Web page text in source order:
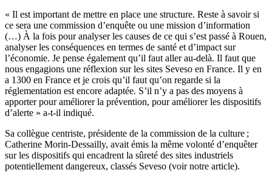
« Il est important de mettre en place une structure. Reste à savoir si
ce sera une commission d’enquête ou une mission d’information
(…) À la fois pour analyser les causes de ce qui s’est passé à Rouen,
analyser les conséquences en termes de santé et d’impact sur
l’économie. Je pense également qu’il faut aller au-delà. Il faut que
nous engagions une réflexion sur les sites Seveso en France. Il y en
a 1300 en France et je crois qu’il faut qu’on regarde si la
réglementation est encore adaptée. S’il n’y a pas des moyens à
apporter pour améliorer la prévention, pour améliorer les dispositifs
d’alerte » a-t-il indiqué.
Sa collègue centriste, présidente de la commission de la culture ;
Catherine Morin-Dessailly, avait émis la même volonté d’enquêter
sur les dispositifs qui encadrent la sûreté des sites industriels
potentiellement dangereux, classés Seveso (voir notre article).